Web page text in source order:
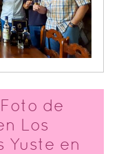
Foto de
Los
Yuste en